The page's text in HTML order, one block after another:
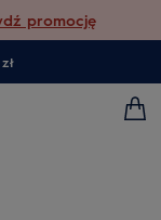
promocję